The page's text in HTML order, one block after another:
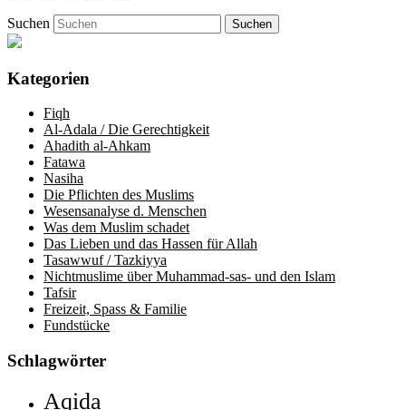
Suchen
Kategorien
Fiqh
Al-Adala / Die Gerechtigkeit
Ahadith al-Ahkam
Fatawa
Nasiha
Die Pflichten des Muslims
Wesensanalyse d. Menschen
Was dem Muslim schadet
Das Lieben und das Hassen für Allah
Tasawwuf / Tazkiyya
Nichtmuslime über Muhammad-sas- und den Islam
Tafsir
Freizeit, Spass & Familie
Fundstücke
Schlagwörter
Aqida